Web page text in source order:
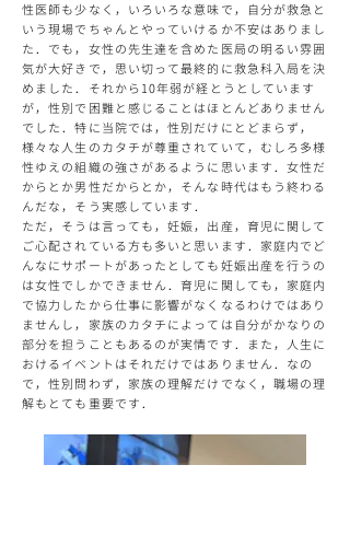
性医師も少なく，いろいろな意味で，自分が救急と
いう現場でちゃんとやっていけるか不安はありまし
た．でも，女性の先生達を含めた医局の明るい雰囲
気が大好きで，思い切って最終的に救急科入局を決
めました．それから10年弱が経とうとしています
が，性別で困難と感じることはほとんどありません
でした．特に当院では，性別だけにとどまらず，
様々な人生のカタチが尊重されていて，むしろ多様
性ゆえの組織の強さがあるように思います．女性だ
からとか男性だからとか，そんな時代はもう終わる
んだな，そう実感しています．
ただ，そうは言っても，妊娠，出産，育児に関して
ご心配されている方も多いと思います．家庭内でど
んなにサポートがあったとしても妊娠出産を行うの
は女性でしかできません．育児に関しても，家庭内
で協力したから仕事に影響がなくなるわけではあり
ませんし，家族のカタチによっては自分がかなりの
部分を担うこともあるのが実情です．また，人生に
おけるイベントはそれだけではありません．なの
で，性別問わず，家族の理解だけでなく，職場の理
解もとても重要です．